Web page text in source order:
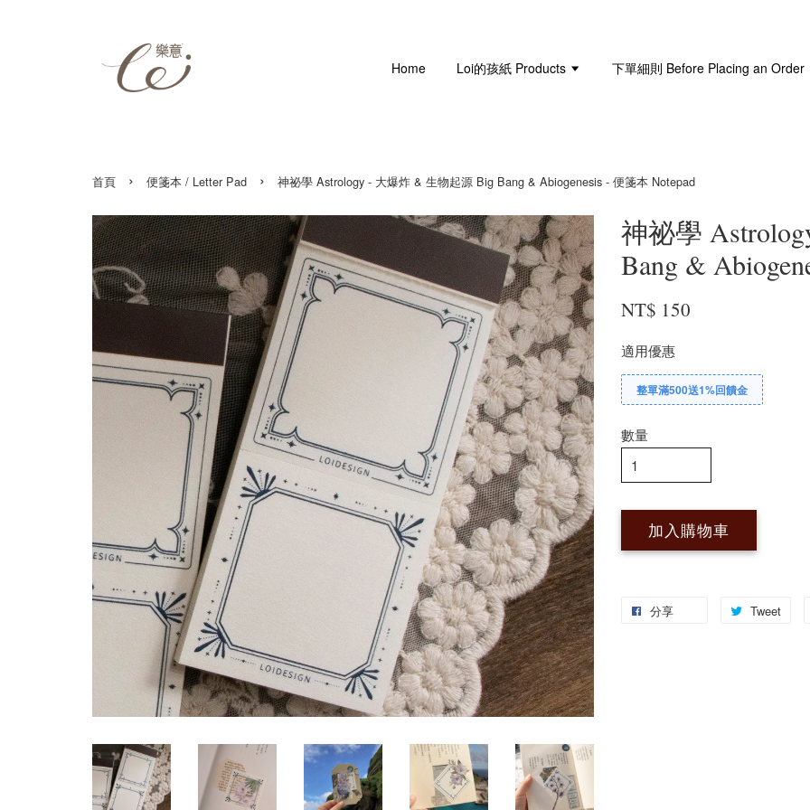
Home Loi的孩紙 Products 下單細則 Before Placing an Order
首頁 › 便箋本 / Letter Pad › 神祕學 Astrology - 大爆炸 & 生物起源 Big Bang & Abiogenesis - 便箋本 Notepad
神祕學
Bang &
NT$ 150
適用優惠
整單滿500送1%回饋金
數量
加入購物車
分享 Tweet